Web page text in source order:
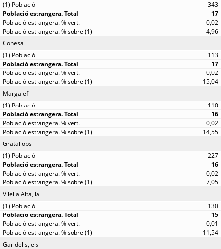
343
17
0,02
4,96
Conesa
113
17
0,02
15,04
Margalef
110
16
0,02
14,55
Gratallops
227
16
0,02
7,05
Vilella Alta, la
130
15
0,01
11,54
Garidells, els